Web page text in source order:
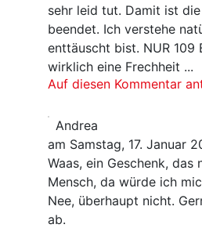
sehr leid tut. Damit ist
beendet. Ich verstehe
enttäuscht bist. NUR 109
wirklich eine Frechheit ...
Auf diesen Kommentar
Andrea
am Samstag, 17. Januar
Waas, ein Geschenk,
Mensch, da würde ich
Nee, überhaupt nicht.
ab.